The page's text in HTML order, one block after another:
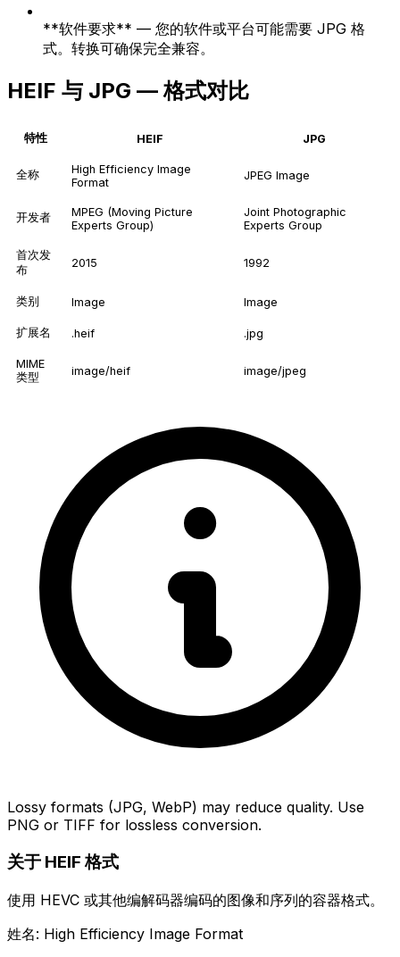
**软件要求** — 您的软件或平台可能需要 JPG 格
式。转换可确保完全兼容。
HEIF 与 JPG — 格式对比
特性 HEIF JPG
全称
High Efficiency Image
Format
JPEG Image
开发者
MPEG (Moving Picture
Experts Group)
Joint Photographic
Experts Group
首次发
布
2015 1992
类别 Image Image
扩展名 .heif .jpg
MIME
类型
image/heif image/jpeg
Lossy formats (JPG, WebP) may reduce quality. Use
PNG or TIFF for lossless conversion.
关于 HEIF 格式
使用 HEVC 或其他编解码器编码的图像和序列的容器格式。
姓名: High Efficiency Image Format